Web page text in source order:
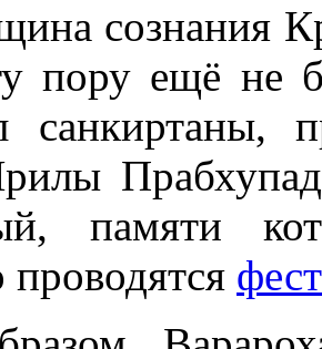
сознания
пору ещё не
санкиртаны,
памяти
проводятся